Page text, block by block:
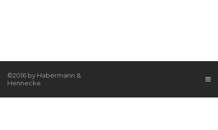
©2016 by Habermann &
Hennecke